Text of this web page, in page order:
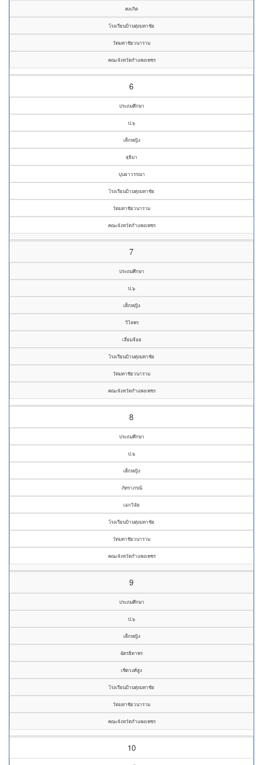
คงเกิด
โรงเรียนบ้านทุ่งมหาชัย
วัดมหาชัยวนาราม
คณะจังหวัดกำแพงเพชร
6
ประถมศึกษา
ป.๖
เด็กหญิง
สุธิมา
บุบผาวรรณา
โรงเรียนบ้านทุ่งมหาชัย
วัดมหาชัยวนาราม
คณะจังหวัดกำแพงเพชร
7
ประถมศึกษา
ป.๖
เด็กหญิง
วิไลพร
เลี่ยมจ้อย
โรงเรียนบ้านทุ่งมหาชัย
วัดมหาชัยวนาราม
คณะจังหวัดกำแพงเพชร
8
ประถมศึกษา
ป.๖
เด็กหญิง
ภัทราภรณ์
เอกวิลัย
โรงเรียนบ้านทุ่งมหาชัย
วัดมหาชัยวนาราม
คณะจังหวัดกำแพงเพชร
9
ประถมศึกษา
ป.๖
เด็กหญิง
ฉัตรธิดาพร
เชิดวงศ์สูง
โรงเรียนบ้านทุ่งมหาชัย
วัดมหาชัยวนาราม
คณะจังหวัดกำแพงเพชร
10